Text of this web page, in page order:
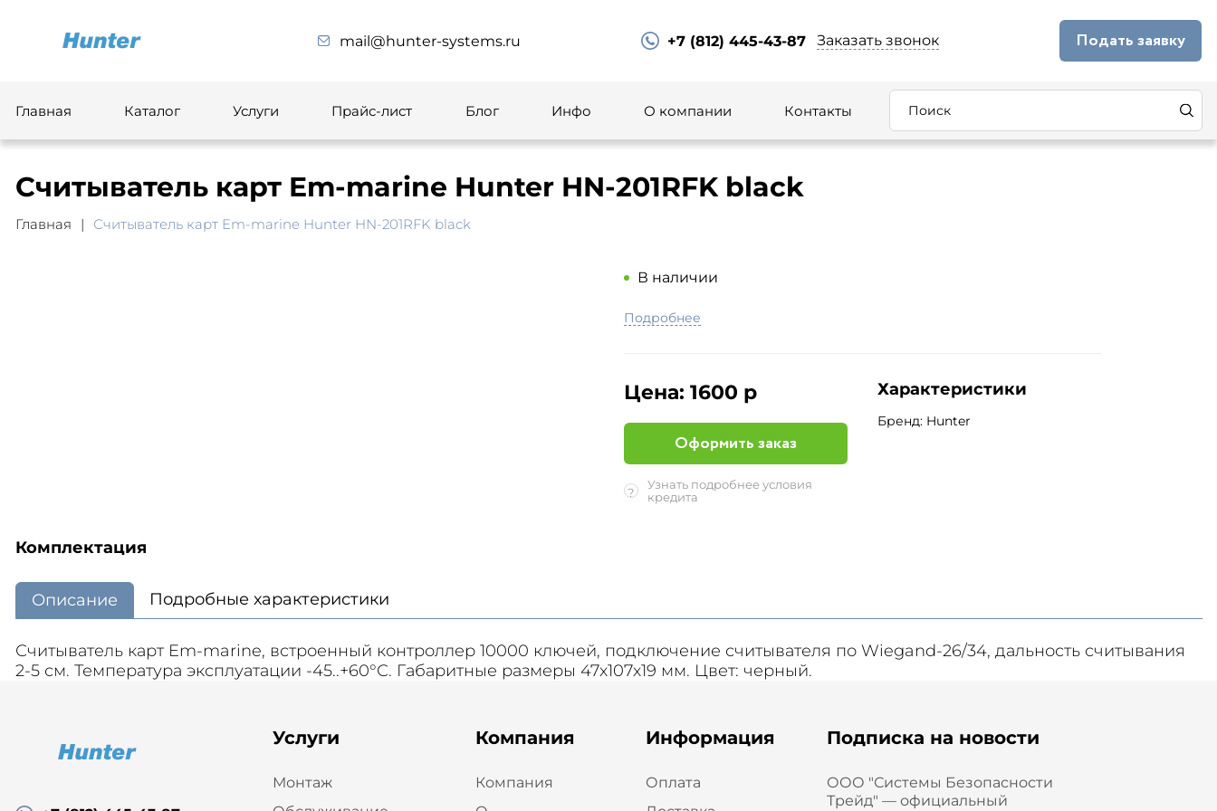
mail@hunter-systems.ru +7 (812) 445-43-87 Заказать звонок Подать заявку
Главная Каталог Услуги Прайс-лист Блог Инфо О компании Контакты
Считыватель карт Em-marine Hunter HN-201RFK black
Главная Считыватель карт Em-marine Hunter HN-201RFK black
В наличии
Подробнее
Цена: 1600 р
Оформить заказ
?
Узнать подробнее условия
кредита
Характеристики
Бренд: Hunter
Комплектация
Описание Подробные характеристики
Считыватель карт Em-marine, встроенный контроллер 10000 ключей, подключение считывателя по Wiegand-26/34, дальность считывания
2-5 см. Температура эксплуатации -45..+60°С. Габаритные размеры 47х107х19 мм. Цвет: черный.
Услуги
Монтаж
Компания
Компания
Информация
Оплата
Подписка на новости
ООО "Системы Безопасности
Трейд" — официальный